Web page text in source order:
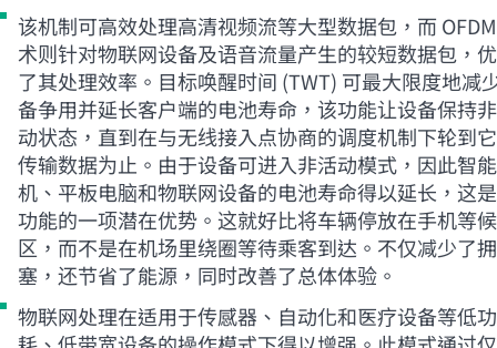
该机制可高效处理高清视频流等大型数据包，而
术则针对物联网设备及语音流量产生的较短数据包，
了其处理效率。目标唤醒时间 (TWT) 可最大限度地减
备争用并延长客户端的电池寿命，该功能让设备保持
动状态，直到在与无线接入点协商的调度机制下轮到
传输数据为止。由于设备可进入非活动模式，因此智
机、平板电脑和物联网设备的电池寿命得以延长，这
功能的一项潜在优势。这就好比将车辆停放在手机等候
区，而不是在机场里绕圈等待乘客到达。不仅减少了拥
塞，还节省了能源，同时改善了总体体验。
物联网处理在适用于传感器、自动化和医疗设备等低功